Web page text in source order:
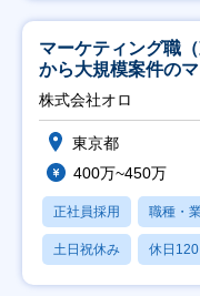
マーケティング職
から大規模案件の
修充実】
株式会社オロ
東京都
400万~450万
正社員採用 職種・
土日祝休み 休日